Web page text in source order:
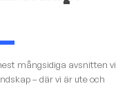
mångsidiga avsnitten vi
– där vi är ute och